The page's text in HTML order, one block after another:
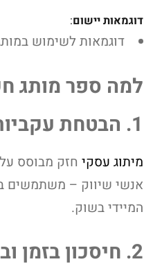
דוגמאות יישום:
דוגמאות לשימוש
למה ספר מותג
1. הבטחת עקביות
מיתוג עסקי חזק מבוסס
אנשי שיווק – משתמשים
המיידי בשוק.
2. חיסכון בזמן ובמשאבים